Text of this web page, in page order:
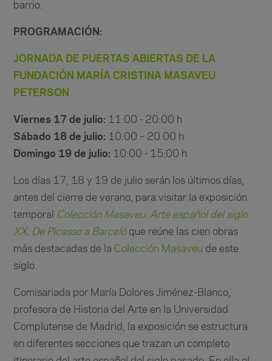
barrio.
PROGRAMACIÓN:
JORNADA DE PUERTAS ABIERTAS DE LA
FUNDACIÓN MARÍA CRISTINA MASAVEU
PETERSON
Viernes 17 de julio: 11:00 - 20:00 h
Sábado 18 de julio: 10:00 – 20:00 h
Domingo 19 de julio: 10:00 - 15:00 h
Los días 17, 18 y 19 de julio serán los últimos días,
antes del cierre de verano, para visitar la exposición
temporal
Colección Masaveu. Arte español del siglo
XX. De Picasso a Barcelóque reúne las cien obras
más destacadas de la Colección Masaveu de este
siglo.
Comisariada por María Dolores Jiménez-Blanco,
profesora de Historia del Arte en la Universidad
Complutense de Madrid, la exposición se estructura
en diferentes secciones que trazan un completo